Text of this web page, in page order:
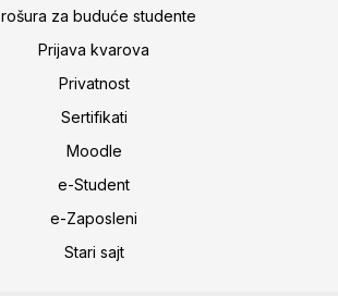
za buduće studente
Prijava kvarova
Privatnost
Sertifikati
Moodle
e-Student
e-Zaposleni
Stari sajt